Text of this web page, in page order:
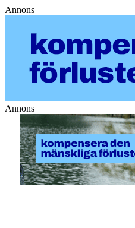
Annons
Annons